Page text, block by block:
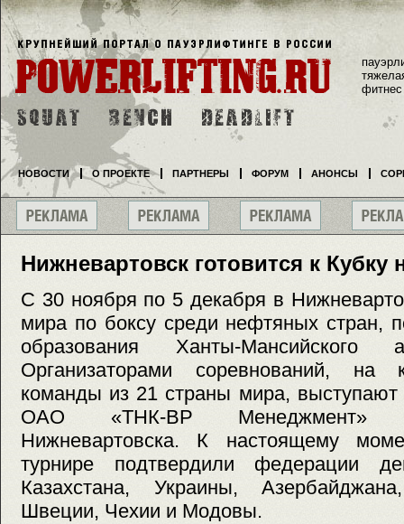
Нижневартовск готовится к
С 30 ноября по 5 декабря в
мира по боксу среди нефтяных стран,
образования Ханты-Мансийского
Организаторами соревнований, на
команды из 21 страны мира,
ОАО «ТНК-ВР Менеджмент» и
Нижневартовска. К настоящему
турнире подтвердили федерации
Казахстана, Украины,
Швеции, Чехии и Модовы.
фитнес
НОВОСТИ О ПРОЕКТЕ ПАРТНЕРЫ ФОРУМ АНОНСЫ